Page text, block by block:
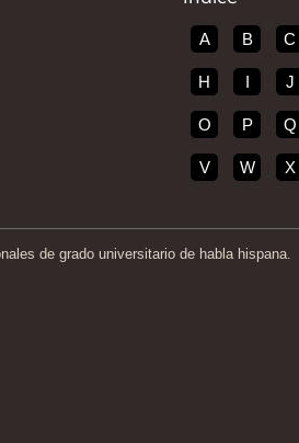
A B C
H I J
O P Q
V W X
de grado universitario de habla hispana.